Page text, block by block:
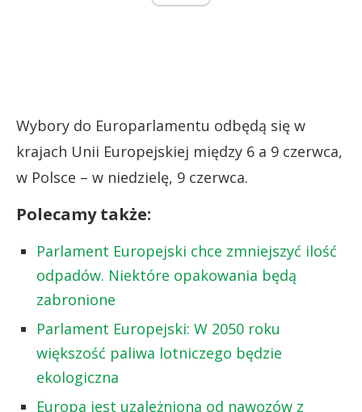
Wybory do Europarlamentu odbędą się w
krajach Unii Europejskiej między 6 a 9 czerwca,
w Polsce – w niedzielę, 9 czerwca.
Polecamy także:
Parlament Europejski chce zmniejszyć ilość
odpadów. Niektóre opakowania będą
zabronione
Parlament Europejski: W 2050 roku
większość paliwa lotniczego będzie
ekologiczna
Europa jest uzależniona od nawozów z